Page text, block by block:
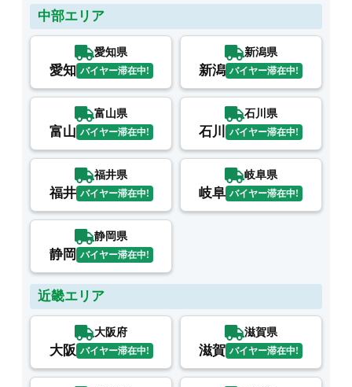
中部エリア
愛知県
愛知 バイヤー滞在中!
新潟県
新潟 バイヤー滞在中!
富山県
富山 バイヤー滞在中!
石川県
石川 バイヤー滞在中!
福井県
福井 バイヤー滞在中!
岐阜県
岐阜 バイヤー滞在中!
静岡県
静岡 バイヤー滞在中!
近畿エリア
大阪府
大阪 バイヤー滞在中!
滋賀県
滋賀 バイヤー滞在中!